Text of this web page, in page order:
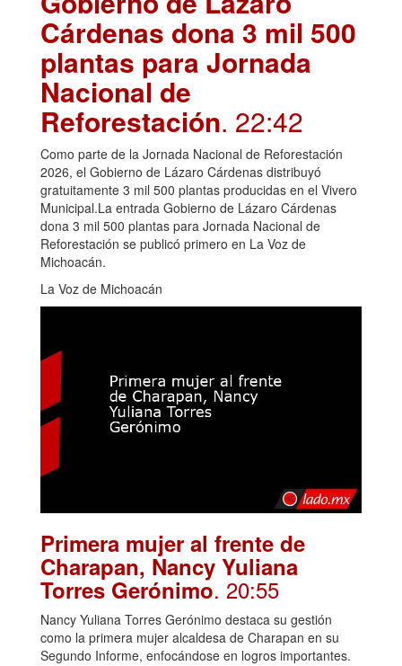
Cárdenas dona 3 mil 500
plantas para Jornada
Nacional de
Reforestación. 22:42
Como parte de la Jornada Nacional de Reforestación
2026, el Gobierno de Lázaro Cárdenas distribuyó
gratuitamente 3 mil 500 plantas producidas en el Vivero
Municipal.La entrada Gobierno de Lázaro Cárdenas
dona 3 mil 500 plantas para Jornada Nacional de
Reforestación se publicó primero en La Voz de
Michoacán.
La Voz de Michoacán
Primera mujer al frente de
Charapan, Nancy Yuliana
Torres Gerónimo. 20:55
Nancy Yuliana Torres Gerónimo destaca su gestión
como la primera mujer alcaldesa de Charapan en su
Segundo Informe, enfocándose en logros importantes.